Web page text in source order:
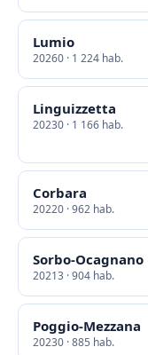
Lumio
20260 · 1 224 hab.
Linguizzetta
20230 · 1 166 hab.
Corbara
20220 · 962 hab.
Sorbo-Ocagnano
20213 · 904 hab.
Poggio-Mezzana
20230 · 885 hab.